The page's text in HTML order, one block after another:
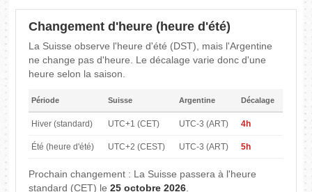
Changement d'heure (heure d'été)
La Suisse observe l'heure d'été (DST), mais l'Argentine
ne change pas d'heure. Le décalage varie donc d'une
heure selon la saison.
Période Suisse Argentine Décalage
Hiver (standard) UTC+1 (CET) UTC-3 (ART) 4h
Été (heure d'été) UTC+2 (CEST) UTC-3 (ART) 5h
Prochain changement : La Suisse passera à l'heure
standard (CET) le25 octobre 2026.